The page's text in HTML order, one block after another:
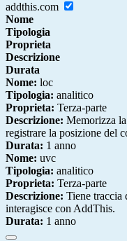
addthis.com
Nome
Tipologia
Proprieta
Descrizione
Durata
Nome: loc
Tipologia: analitico
Proprieta: Terza-parte
Descrizione: Memorizza
registrare la posizione del
Durata: 1 anno
Nome: uvc
Tipologia: analitico
Proprieta: Terza-parte
Descrizione: Tiene traccia
interagisce con AddThis.
Durata: 1 anno